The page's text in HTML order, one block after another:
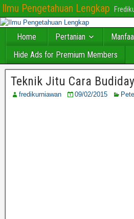
Ilmu Pengetahuan Lengkap
Home Pertanian
Hide Ads for Premium Members
Teknik Jitu Cara
fredikurniawan 09/02/2015